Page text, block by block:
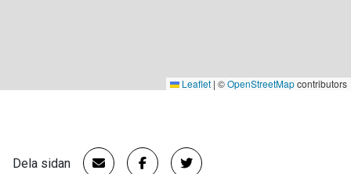
Leaflet | ©OpenStreetMapcontributors
Dela sidan